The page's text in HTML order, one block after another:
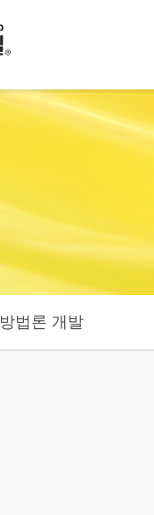
방법론 개발